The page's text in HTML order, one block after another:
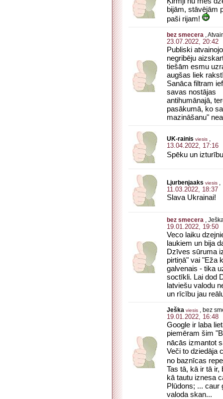
bijām, stāvējām
paši rijam!
bez smecera ,
23.07.2022, 20:42
Publiski
negribēju
tiešām esmu
augšas liek
Sanāca filtram
savas nostājas
antihumānajā,
pasākumā, ko
mazināšanu"
UK-rainis viesis ,
13.04.2022, 17:16
Spēku un
Ljurbenjaaks viesis ,
11.03.2022, 18:37
Slava Ukrainai!
bez smecera ,
19.01.2022, 19:50
Veco laiku
laukiem un bija
Dzīves sūruma
pirtiņā" vai "Eža
galvenais - tika
soctīkli. Lai dod
latviešu valodu
un rīcību jau
Ješka viesis , bez
19.01.2022, 16:48
Google ir laba
piemēram šim
nācās izmantot
Veči to dziedāja
no baznīcas
Tas tā, kā ir tā
kā tautu iznesa
Plūdons; ... caur
valoda skan...